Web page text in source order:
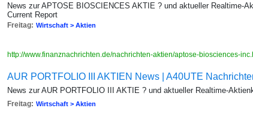
News zur APTOSE BIOSCIENCES AKTIE ? und aktueller Realtime-
Current Report
Freitag: Wirtschaft > Aktien
http://www.finanznachrichten.de/nachrichten-aktien/aptose-biosciences-
AUR PORTFOLIO III AKTIEN News | A40UTE
News zur AUR PORTFOLIO III AKTIE ? und aktueller Realtime-
Freitag: Wirtschaft > Aktien